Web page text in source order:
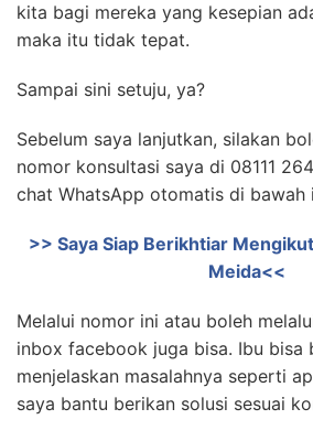
kita bagi mereka yang kesepian
maka itu tidak tepat.
Sampai sini setuju, ya?
Sebelum saya lanjutkan, silakan
nomor konsultasi saya di 08111
chat WhatsApp otomatis di bawah
>> Saya Siap Berikhtiar
Meida<<
Melalui nomor ini atau boleh
inbox facebook juga bisa. Ibu bisa
menjelaskan masalahnya seperti
saya bantu berikan solusi sesuai